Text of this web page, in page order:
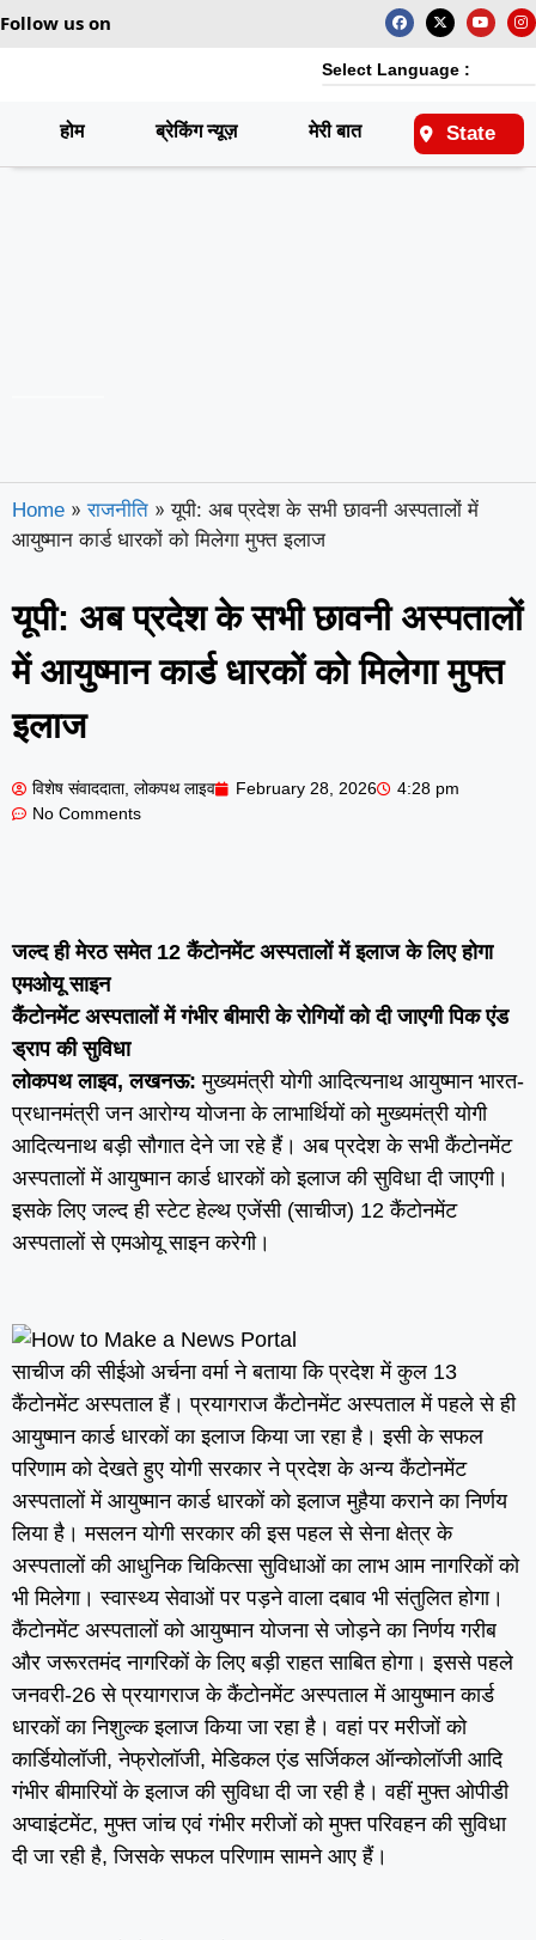
Follow us on
Select Language :
होम ब्रेकिंग न्यूज़ मेरी बात राष्ट्रीय
State
Home » राजनीति » यूपी: अब प्रदेश के सभी छावनी अस्पतालों में
आयुष्मान कार्ड धारकों को मिलेगा मुफ्त इलाज
यूपी: अब प्रदेश के सभी छावनी अस्पतालों
में आयुष्मान कार्ड धारकों को मिलेगा मुफ्त
इलाज
विशेष संवाददाता, लोकपथ लाइव February 28, 2026
4:28 pm
No Comments
जल्द ही मेरठ समेत 12 कैंटोनमेंट अस्पतालों में इलाज के लिए होगा
एमओयू साइन
कैंटोनमेंट अस्पतालों में गंभीर बीमारी के रोगियों को दी जाएगी पिक एंड
ड्राप की सुविधा
लोकपथ लाइव, लखनऊ: मुख्यमंत्री योगी आदित्यनाथ आयुष्मान भारत-
प्रधानमंत्री जन आरोग्य योजना के लाभार्थियों को मुख्यमंत्री योगी
आदित्यनाथ बड़ी सौगात देने जा रहे हैं। अब प्रदेश के सभी कैंटोनमेंट
अस्पतालों में आयुष्मान कार्ड धारकों को इलाज की सुविधा दी जाएगी।
इसके लिए जल्द ही स्टेट हेल्थ एजेंसी (साचीज) 12 कैंटोनमेंट
अस्पतालों से एमओयू साइन करेगी।
साचीज की सीईओ अर्चना वर्मा ने बताया कि प्रदेश में कुल 13
कैंटोनमेंट अस्पताल हैं। प्रयागराज कैंटोनमेंट अस्पताल में पहले से ही
आयुष्मान कार्ड धारकों का इलाज किया जा रहा है। इसी के सफल
परिणाम को देखते हुए योगी सरकार ने प्रदेश के अन्य कैंटोनमेंट
अस्पतालों में आयुष्मान कार्ड धारकों को इलाज मुहैया कराने का निर्णय
लिया है। मसलन योगी सरकार की इस पहल से सेना क्षेत्र के
अस्पतालों की आधुनिक चिकित्सा सुविधाओं का लाभ आम नागरिकों को
भी मिलेगा। स्वास्थ्य सेवाओं पर पड़ने वाला दबाव भी संतुलित होगा।
कैंटोनमेंट अस्पतालों को आयुष्मान योजना से जोड़ने का निर्णय गरीब
और जरूरतमंद नागरिकों के लिए बड़ी राहत साबित होगा। इससे पहले
जनवरी-26 से प्रयागराज के कैंटोनमेंट अस्पताल में आयुष्मान कार्ड
धारकों का निशुल्क इलाज किया जा रहा है। वहां पर मरीजों को
कार्डियोलॉजी, नेफ्रोलॉजी, मेडिकल एंड सर्जिकल ऑन्कोलॉजी आदि
गंभीर बीमारियों के इलाज की सुविधा दी जा रही है। वहीं मुफ्त ओपीडी
अप्वाइंटमेंट, मुफ्त जांच एवं गंभीर मरीजों को मुफ्त परिवहन की सुविधा
दी जा रही है, जिसके सफल परिणाम सामने आए हैं।